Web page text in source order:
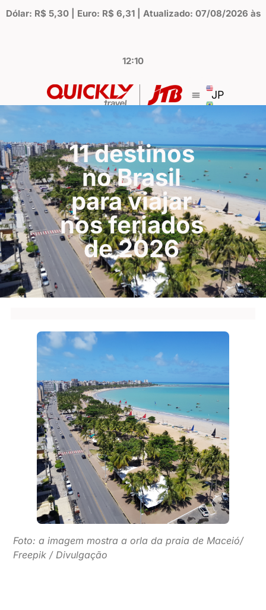
Dólar: R$ 5,30 | Euro: R$ 6,31 | Atualizado: 07/08/2026 às
12:10
JP
11 destinos
no Brasil
para viajar
nos feriados
de 2026
Foto: a imagem mostra a orla da praia de Maceió/
Freepik / Divulgação